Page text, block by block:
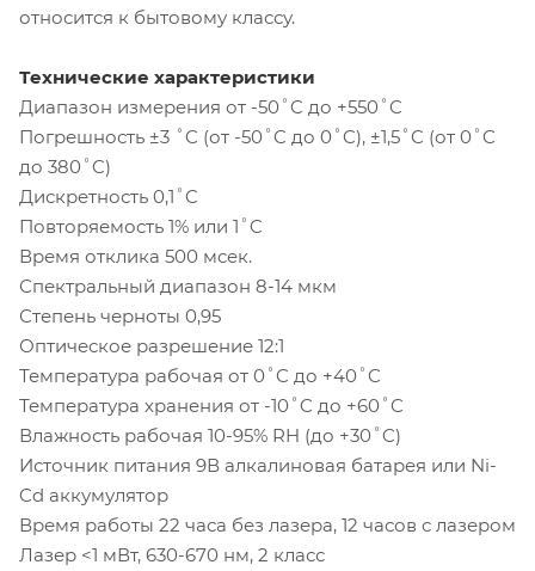
относится к бытовому классу.
Технические характеристики
Диапазон измерения от -50˚C до +550˚C
Погрешность ±3 ˚C (от -50˚C до 0˚C), ±1,5˚C (от 0˚C
до 380˚C)
Дискретность 0,1˚C
Повторяемость 1% или 1˚C
Время отклика 500 мсек.
Спектральный диапазон 8-14 мкм
Степень черноты 0,95
Оптическое разрешение 12:1
Температура рабочая от 0˚C до +40˚C
Температура хранения от -10˚C до +60˚C
Влажность рабочая 10-95% RH (до +30˚C)
Источник питания 9В алкалиновая батарея или Ni-
Cd аккумулятор
Время работы 22 часа без лазера, 12 часов с лазером
Лазер <1 мВт, 630-670 нм, 2 класс